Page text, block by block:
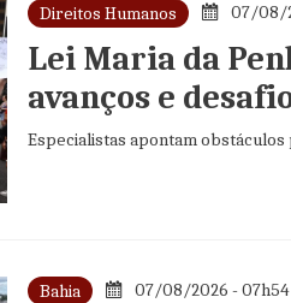
Direitos Humanos 07/08/
Lei Maria da
avanços e
Especialistas apontam
Bahia 07/08/2026 - 07h54